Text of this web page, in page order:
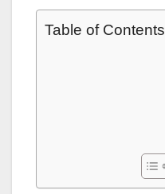
Table of Contents